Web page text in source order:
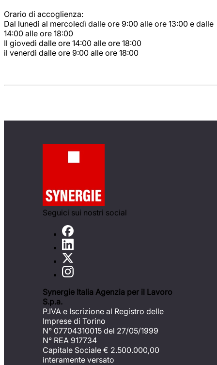
Orario di accoglienza:
Dal lunedì al mercoledì dalle ore 9:00 alle ore 13:00 e dalle
14:00 alle ore 18:00
Il giovedì dalle ore 14:00 alle ore 18:00
il venerdì dalle ore 9:00 alle ore 18:00
Seguici sui nostri social
Synergie Italia Agenzia per il Lavoro
S.p.a.
P.IVA e Iscrizione al Registro delle
Imprese di Torino
N° 07704310015 del 27/05/1999
N° REA 917734
Capitale Sociale € 2.500.000,00
interamente versato